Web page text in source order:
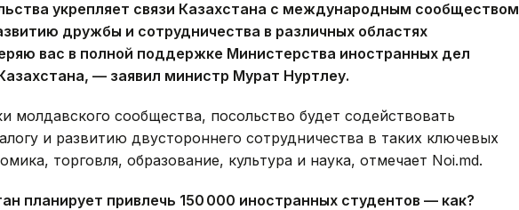
укрепляет связи Казахстана с международным сообществом
дружбы и сотрудничества в различных областях
вас в полной поддержке Министерства иностранных дел
— заявил министр Мурат Нуртлеу.
сообщества, посольство будет содействовать
и развитию двустороннего сотрудничества в таких ключевых
торговля, образование, культура и наука, отмечает Noi.md.
планирует привлечь 150 000 иностранных студентов — как?